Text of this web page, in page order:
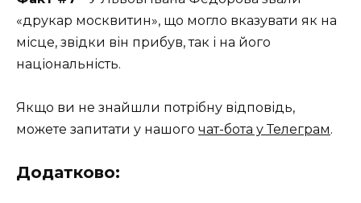
«друкар москвитин», що могло вказувати як на
місце, звідки він прибув, так і на його
національність.
Якщо ви не знайшли потрібну відповідь,
можете запитати у нашого чат-бота у Телеграм.
Додатково: